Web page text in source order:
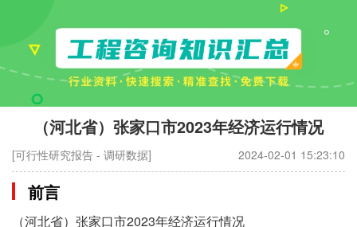
（河北省）张家口市2023年经济运行情况
[可行性研究报告 - 调研数据] 2024-02-01 15:23:10
前言
（河北省）张家口市2023年经济运行情况